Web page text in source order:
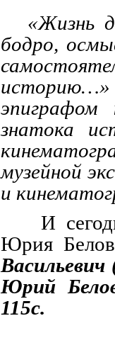
«Жизнь
бодро,
историю…»
знатока
музейной
и
И
Юрия
Юрий
115с.